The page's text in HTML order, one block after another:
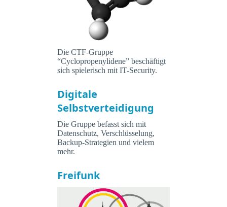
Die CTF-Gruppe
“Cyclopropenylidene” beschäftigt
sich spielerisch mit IT-Security.
Digitale
Selbstverteidigung
Die Gruppe befasst sich mit
Datenschutz, Verschlüsselung,
Backup-Strategien und vielem
mehr.
Freifunk